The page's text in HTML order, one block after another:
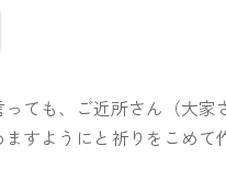
ても、ご近所さん（大
すようにと祈りをこめて